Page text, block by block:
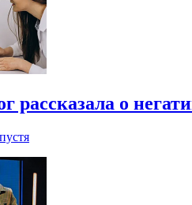
рассказала о